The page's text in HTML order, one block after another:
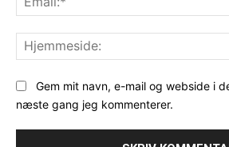
Gem mit navn, e-mail og webside i
næste gang jeg kommenterer.